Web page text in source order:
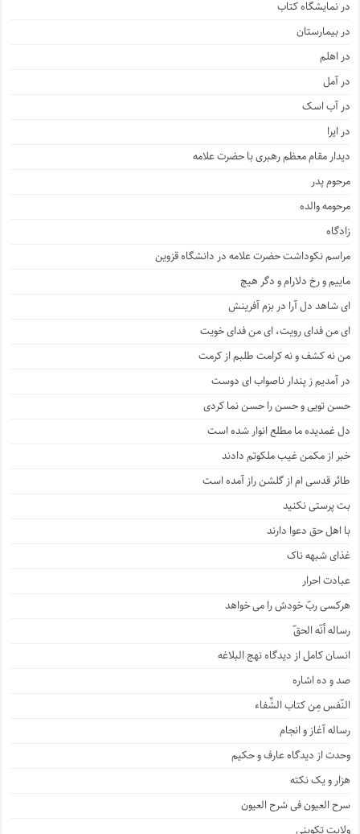
در نمایشگاه کتاب
در بیمارستان
در اهلم
در آمل
در آب اسک
در ایرا
دیدار مقام معظم رهبری با حضرت علامه
مرحوم پدر
مرحومه والده
زادگاه
مراسم نکوداشت حضرت علامه در دانشگاه قزوین
ماییم و رخ دلارام و دگر هیچ
ای شاهد دل آرا در بزم آفرینش
ای من فدای رویت، ای من فدای خویت
من نه کشف و نه کرامت طلبم از کرمت
در آمدیم ز پندار ناصواب ای دوست
حسن تویی و حسن را حسن نما کردی
دل غمدیده ما مطلع انوار شده است
خبر از مکمن غیب ملکوتم دادند
طائر قدسی ام از گلشن راز آمده است
بت پرستی نکنید
با اهل حق دعوا دارند
غذای شبهه ناک
عبادت احرار
هرکسی ربّ خودش را می خواهد
رساله أنّه الحقّ
انسان کامل از دیدگاه نهج البلاغه
صد و ده اشاره
النّفس مِن کتاب الشِّفاء
رساله آغاز و انجام
وحدت از دیدگاه عارف و حکیم
هزار و یک نکته
سرح العیون فی شرح العیون